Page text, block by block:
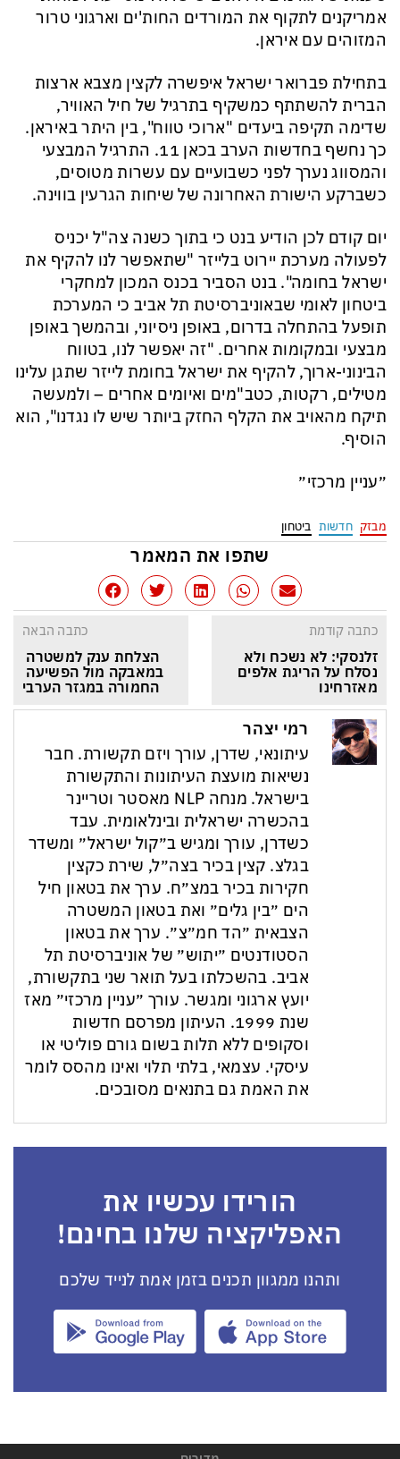
אמריקנים לתקוף את המורדים החות'ים וארגוני טרור
המזוהים עם איראן.
בתחילת פברואר ישראל איפשרה לקצין מצבא ארצות
הברית להשתתף כמשקיף בתרגיל של חיל האוויר,
שדימה תקיפה ביעדים "ארוכי טווח", בין היתר באיראן.
כך נחשף בחדשות הערב בכאן 11. התרגיל המבצעי
והמסווג נערך לפני כשבועיים עם עשרות מטוסים,
כשברקע הישורת האחרונה של שיחות הגרעין בווינה.
יום קודם לכן הודיע בנט כי בתוך כשנה צה"ל יכניס
לפעולה מערכת יירוט בלייזר "שתאפשר לנו להקיף את
ישראל בחומה". בנט הסביר בכנס המכון למחקרי
ביטחון לאומי שבאוניברסיטת תל אביב כי המערכת
תופעל בהתחלה בדרום, באופן ניסיוני, ובהמשך באופן
מבצעי ובמקומות אחרים. "זה יאפשר לנו, בטווח
הבינוני-ארוך, להקיף את ישראל בחומת לייזר שתגן עלינו
מטילים, רקטות, כטב"מים ואיומים אחרים – ולמעשה
תיקח מהאויב את הקלף החזק ביותר שיש לו נגדנו", הוא
הוסיף.
״עניין מרכזי״
מבזק חדשות ביטחון
שתפו את המאמר
כתבה קודמת
זלנסקי: לא נשכח ולא
נסלח על הריגת אלפים
מאזרחינו
כתבה הבאה
הצלחת ענק למשטרה
במאבקה מול הפשיעה
החמורה במגזר הערבי
רמי יצהר
עיתונאי, שדרן, עורך ויזם תקשורת. חבר
נשיאות מועצת העיתונות והתקשורת
בישראל. מנחה NLP מאסטר וטריינר
בהכשרה ישראלית ובינלאומית. עבד
כשדרן, עורך ומגיש ב״קול ישראל״ ומשדר
בגלצ. קצין בכיר בצה״ל, שירת כקצין
חקירות בכיר במצ״ח. ערך את בטאון חיל
הים ״בין גלים״ ואת בטאון המשטרה
הצבאית ״הד חמ״צ״. ערך את בטאון
הסטודנטים ״יתוש״ של אוניברסיטת תל
אביב. בהשכלתו בעל תואר שני בתקשורת,
יועץ ארגוני ומגשר. עורך ״עניין מרכזי״ מאז
שנת 1999. העיתון מפרסם חדשות
וסקופים ללא תלות בשום גורם פוליטי או
עיסקי. עצמאי, בלתי תלוי ואינו מהסס לומר
את האמת גם בתנאים מסובכים.
הורידו עכשיו את
האפליקציה שלנו בחינם!
ותהנו ממגוון תכנים בזמן אמת לנייד שלכם